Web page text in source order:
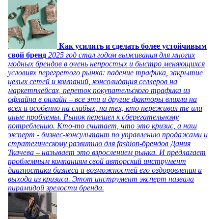
Как усилить и сделать более устойчивым
свой бренд 2025 год стал годом выживания для многих
модных брендов в очень непростых и быстро меняющихся
условиях перегретого рынка: падение трафика, закрытие
целых сетей и компаний, консолидация селлеров на
маркетплейсах, переток покупательского трафика из
офлайна в онлайн – все эти и другие факторы влияли на
всех и особенно на слабых, на тех, кто переживал те или
иные проблемы. Рынок перешел к сберегательному
потреблению. Кто-то считает, что это кризис, а наш
эксперт - бизнес-консультант по управлению продажами и
стратегическому развитию для fashion-брендов Дания
Ткачева – называет это взрослением рынка. И предлагает
проблемным компаниям свой авторский инструмент
диагностики бизнеса и возможностей его оздоровления и
выхода из кризиса. Этот инструмент эксперт назвала
пирамидой зрелости бренда.